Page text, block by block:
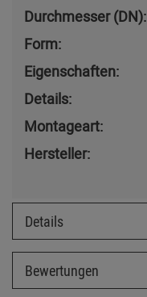
Durchmesser (DN):
Form:
Eigenschaften:
Details:
Montageart:
Hersteller:
Details
Bewertungen